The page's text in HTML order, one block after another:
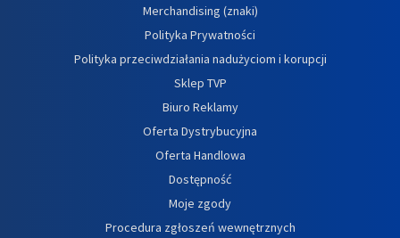
Merchandising (znaki)
Polityka Prywatności
Polityka przeciwdziałania nadużyciom i korupcji
Sklep TVP
Biuro Reklamy
Oferta Dystrybucyjna
Oferta Handlowa
Dostępność
Moje zgody
Procedura zgłoszeń wewnętrznych